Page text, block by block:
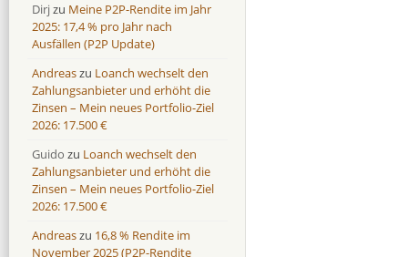
Dirjzu Meine P2P-Rendite im Jahr
2025: 17,4 % pro Jahr nach
Ausfällen (P2P Update)
Andreaszu Loanch wechselt den
Zahlungsanbieter und erhöht die
Zinsen – Mein neues Portfolio-Ziel
2026: 17.500 €
Guido zu Loanch wechselt den
Zahlungsanbieter und erhöht die
Zinsen – Mein neues Portfolio-Ziel
2026: 17.500 €
Andreaszu 16,8 % Rendite im
November 2025 (P2P-Rendite